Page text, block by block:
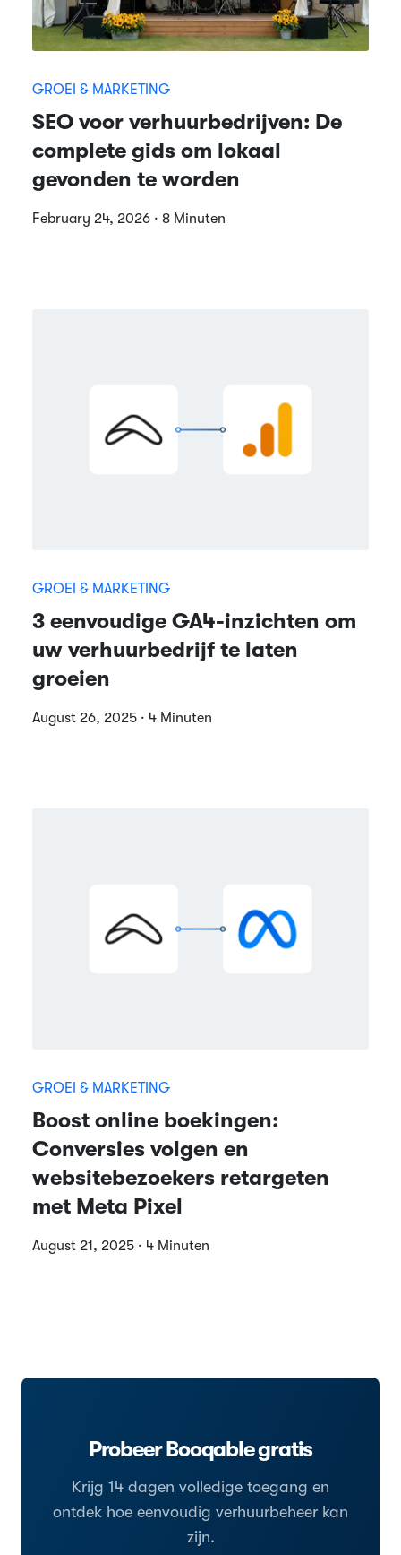
GROEI & MARKETING
SEO voor verhuurbedrijven: De
complete gids om lokaal
gevonden te worden
February 24, 2026 · 8 Minuten
GROEI & MARKETING
3 eenvoudige GA4-inzichten om
uw verhuurbedrijf te laten
groeien
August 26, 2025 · 4 Minuten
GROEI & MARKETING
Boost online boekingen:
Conversies volgen en
websitebezoekers retargeten
met Meta Pixel
August 21, 2025 · 4 Minuten
Probeer Booqable gratis
Krijg 14 dagen volledige toegang en
ontdek hoe eenvoudig verhuurbeheer kan
zijn.